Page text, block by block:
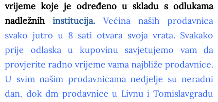
vrijeme koje je određeno u skladu s odlukama
nadležnihinstitucija. Većina naših prodavnica
svako jutro u 8 sati otvara svoja vrata. Svakako
prije odlaska u kupovinu savjetujemo vam da
provjerite radno vrijeme vama najbliže prodavnice.
U svim našim prodavnicama nedjelje su neradni
dan, dok dm prodavnice u Livnu i Tomislavgradu